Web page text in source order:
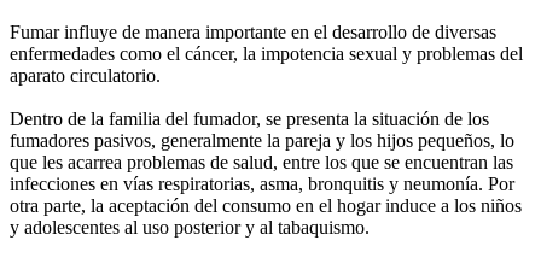
Fumar influye de manera importante en el desarrollo de diversas
enfermedades como el cáncer, la impotencia sexual y problemas del
aparato circulatorio.
Dentro de la familia del fumador, se presenta la situación de los
fumadores pasivos, generalmente la pareja y los hijos pequeños, lo
que les acarrea problemas de salud, entre los que se encuentran las
infecciones en vías respiratorias, asma, bronquitis y neumonía. Por
otra parte, la aceptación del consumo en el hogar induce a los niños
y adolescentes al uso posterior y al tabaquismo.